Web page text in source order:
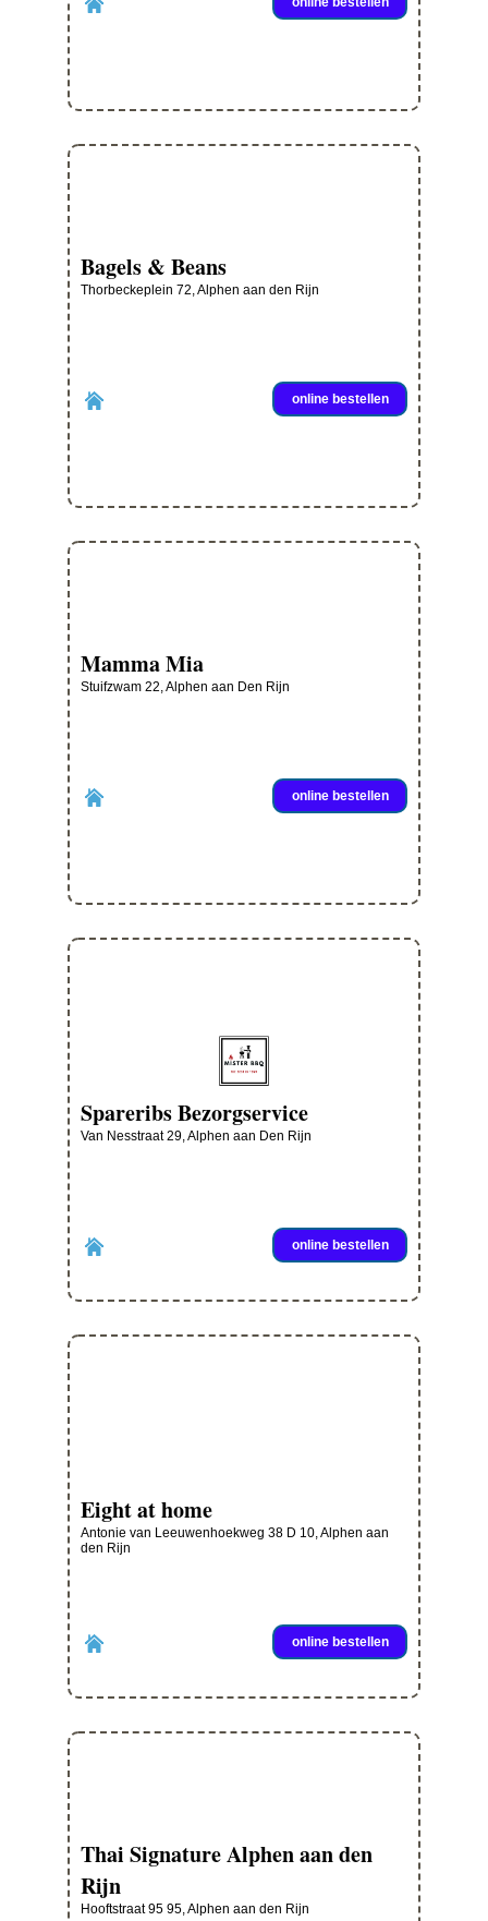
Bagels & Beans
Thorbeckeplein 72, Alphen aan den Rijn
online bestellen
Mamma Mia
Stuifzwam 22, Alphen aan Den Rijn
online bestellen
Spareribs Bezorgservice
Van Nesstraat 29, Alphen aan Den Rijn
online bestellen
Eight at home
Antonie van Leeuwenhoekweg 38 D 10, Alphen aan
den Rijn
online bestellen
Thai Signature Alphen aan den
Rijn
Hooftstraat 95 95, Alphen aan den Rijn